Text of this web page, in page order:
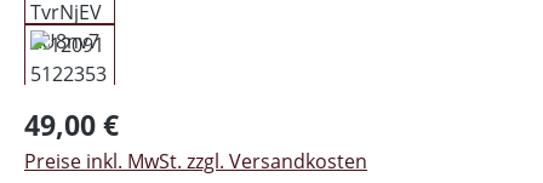
Regulärer Preis:
49,00 €
Preise inkl. MwSt. zzgl. Versandkosten